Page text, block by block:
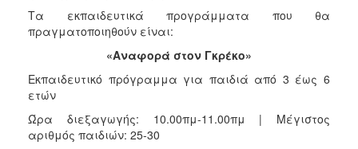
Τα εκπαιδευτικά προγράμματα που θα
πραγματοποιηθούν είναι:
«Αναφορά στον Γκρέκο»
Εκπαιδευτικό πρόγραμμα για παιδιά από 3 έως 6
ετών
Ώρα διεξαγωγής: 10.00πμ-11.00πμ | Μέγιστος
αριθμός παιδιών: 25-30